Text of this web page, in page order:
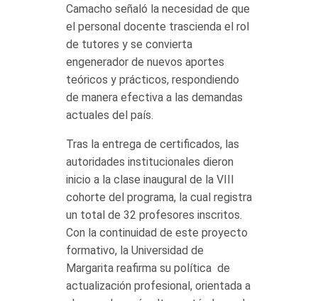
Camacho señaló la necesidad de que
el personal docente trascienda el rol
de tutores y se convierta
engenerador de nuevos aportes
teóricos y prácticos, respondiendo
de manera efectiva a las demandas
actuales del país.
Tras la entrega de certificados, las
autoridades institucionales dieron
inicio a la clase inaugural de la VIII
cohorte del programa, la cual registra
un total de 32 profesores inscritos.
Con la continuidad de este proyecto
formativo, la Universidad de
Margarita reafirma su política de
actualización profesional, orientada a